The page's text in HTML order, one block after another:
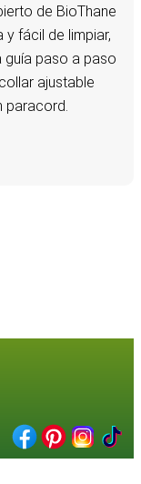
de BioThane
y fácil de limpiar,
guía paso a paso
ajustable
paracord.